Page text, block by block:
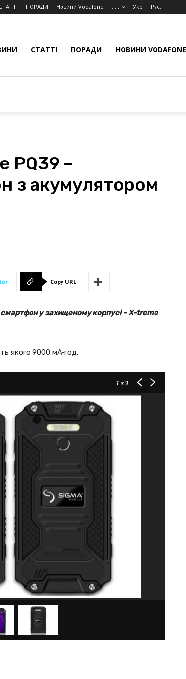
СТАТТІ ПОРАДИ Новини Vodafone . . . Укр Рус.
СТАТТІ ПОРАДИ НОВИНИ VODAFONE
PQ39 –
з акумулятором
Copy URL
у захищеному корпусі – X-treme
якого 9000 мА·год.
1з 3